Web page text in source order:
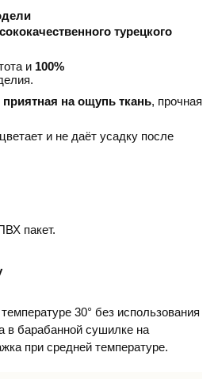
турецкого
и 100%
на ощупь ткань, прочная
и не даёт усадку после
пакет.
30° без использования
в барабанной сушилке на
при средней температуре.